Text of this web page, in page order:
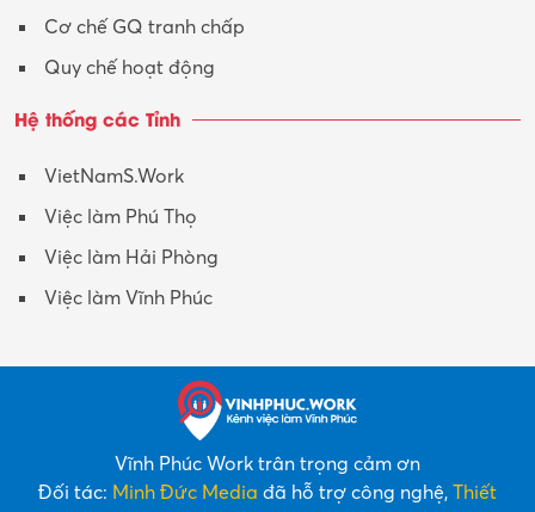
Y tế-Dược
Cơ chế GQ tranh chấp
Quy chế hoạt động
Hệ thống các Tỉnh
VietNamS.Work
Việc làm Phú Thọ
Việc làm Hải Phòng
Việc làm Vĩnh Phúc
Vĩnh Phúc Work trân trọng cảm ơn
Đối tác: Minh Đức Media đã hỗ trợ công nghệ, Thiết